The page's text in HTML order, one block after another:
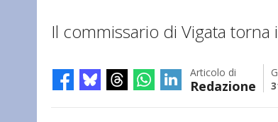
Il commissario di Vigata torna
Articolo di
Redazione